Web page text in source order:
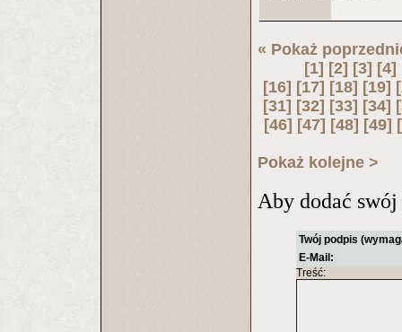
« Pokaż
[1] [2] [3] [4]
[16] [17] [18] [19]
[31] [32] [33] [34]
[46] [47] [48] [49]
Pokaż kolejne >
Aby dodać
Twój podpis
E-Mail:
Treść: